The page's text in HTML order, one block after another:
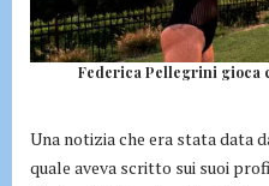
Federica Pellegrini gioca
Una notizia che era stata data
quale aveva scritto sui suoi